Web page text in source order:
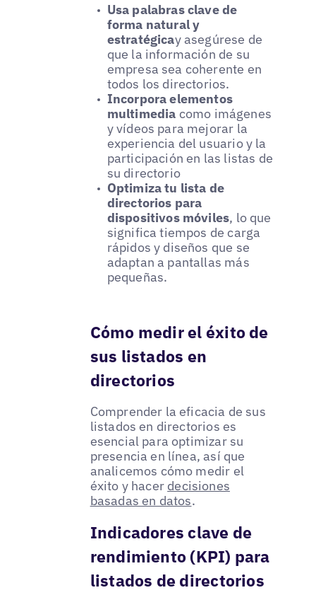
Usa palabras clave de
forma natural y
estratégicay asegúrese de
que la información de su
empresa sea coherente en
todos los directorios.
Incorpora elementos
multimedia como imágenes
y vídeos para mejorar la
experiencia del usuario y la
participación en las listas de
su directorio
Optimiza tu lista de
directorios para
dispositivos móviles, lo que
significa tiempos de carga
rápidos y diseños que se
adaptan a pantallas más
pequeñas.
Cómo medir el éxito de
sus listados en
directorios
Comprender la eficacia de sus
listados en directorios es
esencial para optimizar su
presencia en línea, así que
analicemos cómo medir el
éxito y hacer decisiones
basadas en datos.
Indicadores clave de
rendimiento (KPI) para
listados de directorios